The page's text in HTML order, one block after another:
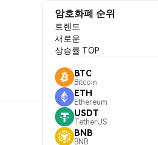
암호화폐 순위
트렌드
새로운
상승률 TOP
BTC
Bitcoin
ETH
Ethereum
USDT
TetherUS
BNB
BNB